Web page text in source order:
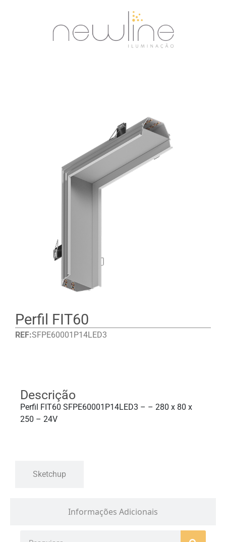
Perfil FIT60
REF:SFPE60001P14LED3
Informações Adicionais
Descrição
Perfil FIT60 SFPE60001P14LED3 – – 280 x 80 x
250 – 24V
Sketchup